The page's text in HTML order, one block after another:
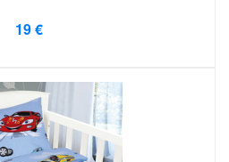
19 €